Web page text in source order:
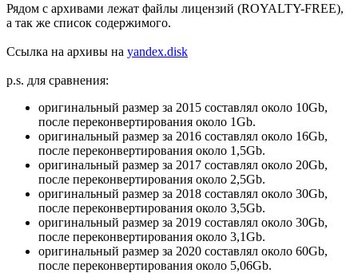
Рядом с архивами лежат файлы лицензий (ROYALTY-FREE),
а так же список содержимого.
Ссылка на архивы на yandex.disk
p.s. для сравнения:
оригинальный размер за 2015 составлял около 10Gb,
после переконвертирования около 1Gb.
оригинальный размер за 2016 составлял около 16Gb,
после переконвертирования около 1,5Gb.
оригинальный размер за 2017 составлял около 20Gb,
после переконвертирования около 2,5Gb.
оригинальный размер за 2018 составлял около 30Gb,
после переконвертирования около 3,5Gb.
оригинальный размер за 2019 составлял около 30Gb,
после переконвертирования около 3,1Gb.
оригинальный размер за 2020 составлял около 60Gb,
после переконвертирования около 5,06Gb.